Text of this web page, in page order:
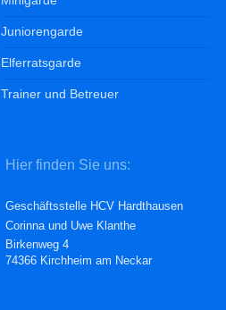
Juniorengarde
Elferratsgarde
Trainer und Betreuer
Hier finden Sie uns:
Geschäftsstelle HCV Hardthausen
Corinna und Uwe Klanthe
Birkenweg 4
74366 Kirchheim am Neckar